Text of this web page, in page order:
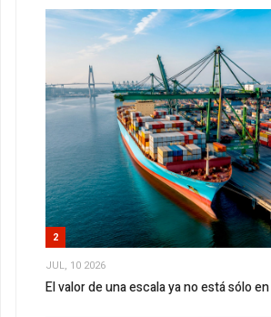
2
JUL, 10 2026
El valor de una escala ya no está sólo